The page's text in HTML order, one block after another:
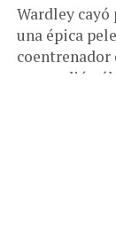
Wardley
una épica
coentrenador
respondió